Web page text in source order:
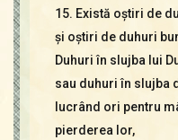
15. Există oştiri de
şi oştiri de duhuri
Duhuri în slujba lui
sau duhuri în slujba
lucrând ori pentru
pierderea lor,